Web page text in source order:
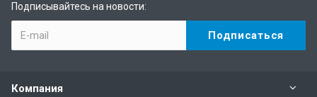
Подписывайтесь на новости:
Компания